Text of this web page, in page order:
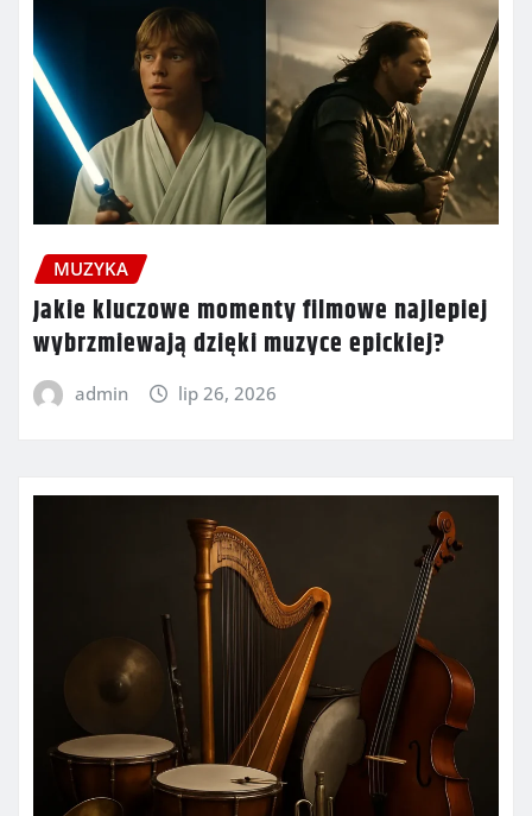
MUZYKA
Jakie kluczowe momenty filmowe najlepiej
wybrzmiewają dzięki muzyce epickiej?
admin lip 26, 2026